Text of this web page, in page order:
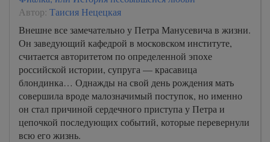
Автор: Таисия Нецецкая
Внешне все замечательно у Петра Манусевича в жизни.
Он заведующий кафедрой в московском институте,
считается авторитетом по определенной эпохе
российской истории, супруга — красавица
блондинка… Однажды на свой день рождения мать
совершила вроде малозначимый поступок, но именно
он стал причиной сердечного приступа у Петра и
цепочкой последующих событий, которые перевернули
всю его жизнь.